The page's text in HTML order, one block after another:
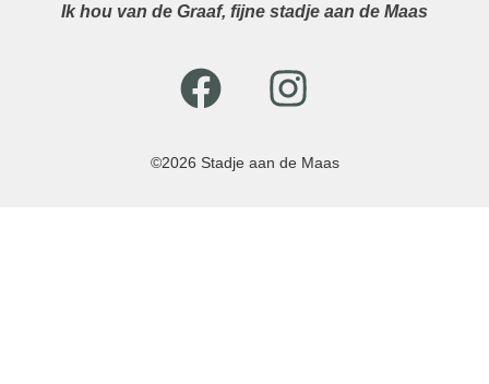
Ik hou van de Graaf, fijne stadje aan de Maas
©2026 Stadje aan de Maas